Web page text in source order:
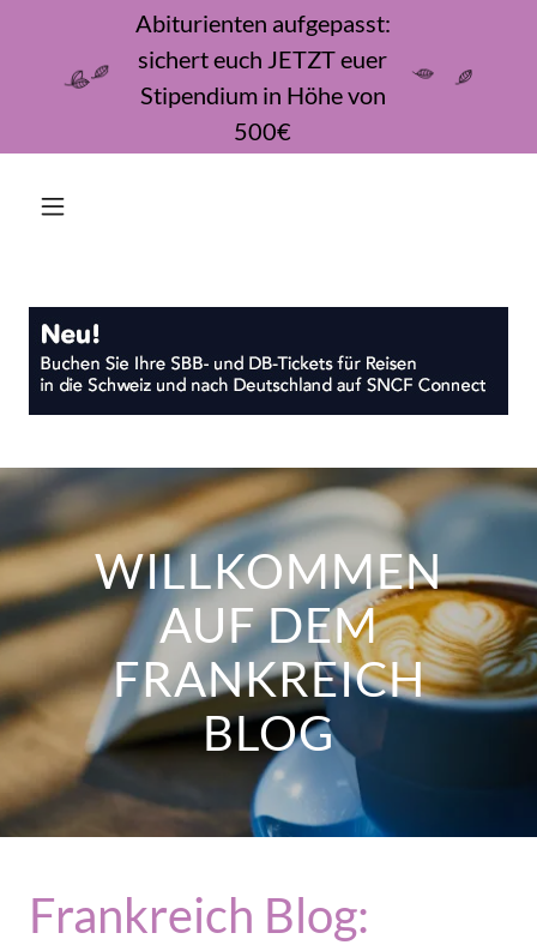
Abiturienten aufgepasst:
sichert euch JETZT euer
Stipendium in Höhe von
500€
WILLKOMMEN
AUF DEM
FRANKREICH
BLOG
Frankreich Blog: